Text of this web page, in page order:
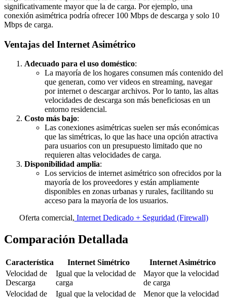
significativamente mayor que la de carga. Por ejemplo, una
conexión asimétrica podría ofrecer 100 Mbps de descarga y solo 10
Mbps de carga.
Ventajas del Internet Asimétrico
Adecuado para el uso doméstico:
La mayoría de los hogares consumen más contenido del
que generan, como ver videos en streaming, navegar
por internet o descargar archivos. Por lo tanto, las altas
velocidades de descarga son más beneficiosas en un
entorno residencial.
Costo más bajo:
Las conexiones asimétricas suelen ser más económicas
que las simétricas, lo que las hace una opción atractiva
para usuarios con un presupuesto limitado que no
requieren altas velocidades de carga.
Disponibilidad amplia:
Los servicios de internet asimétrico son ofrecidos por la
mayoría de los proveedores y están ampliamente
disponibles en zonas urbanas y rurales, facilitando su
acceso para la mayoría de los usuarios.
Oferta comercial, Internet Dedicado + Seguridad (Firewall)
Comparación Detallada
Característica Internet Simétrico
Internet Asimétrico
Velocidad de
Descarga
Igual que la velocidad de
carga
Mayor que la velocidad
de carga
Velocidad de
Igual que la velocidad de
Menor que la velocidad